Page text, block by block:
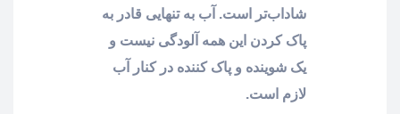
شاداب‌تر است. آب به تنهایی قادر به
پاک کردن این همه آلودگی نیست و
یک شوینده و پاک کننده در کنار آب
لازم است.